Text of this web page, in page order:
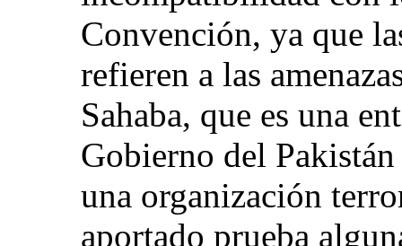
Convención, ya que
refieren a las
Sahaba, que es una
Gobierno del
una organización
aportado prueba